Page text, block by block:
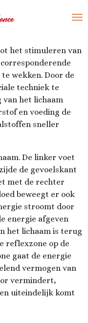
het stimuleren van
wekken. Door de
techniek te
van het lichaam
en voeding de
sneller
De linker voet
de gevoelskant
met de rechter
beweegt er ook
stroomt door
energie afgeven
het lichaam is terug
reflexzone op de
gaat de energie
vermogen van
vermindert,
uiteindelijk komt